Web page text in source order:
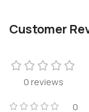
Customer
0 reviews
0